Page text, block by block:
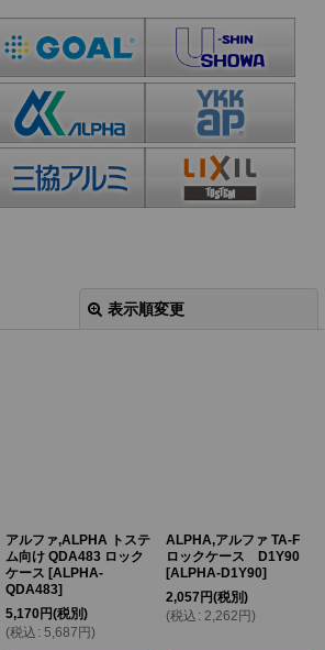
表示順変更
アルファ,ALPHA トステ
ム向け QDA483 ロック
ケース [ALPHA-
QDA483]
5,170円(税別)
(税込 : 5,687 円)
ALPHA,アルファ TA-F
ロックケース D1Y90
[ALPHA-D1Y90]
2,057 円(税別)
(税込 : 2,262 円)